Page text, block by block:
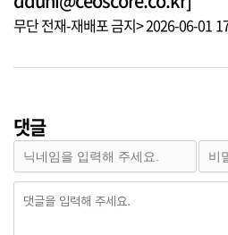
무단 전재-재배포 금지> 2026-06-01
댓글